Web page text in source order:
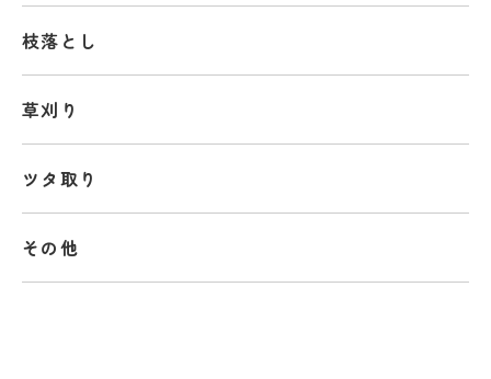
枝落とし
草刈り
ツタ取り
その他